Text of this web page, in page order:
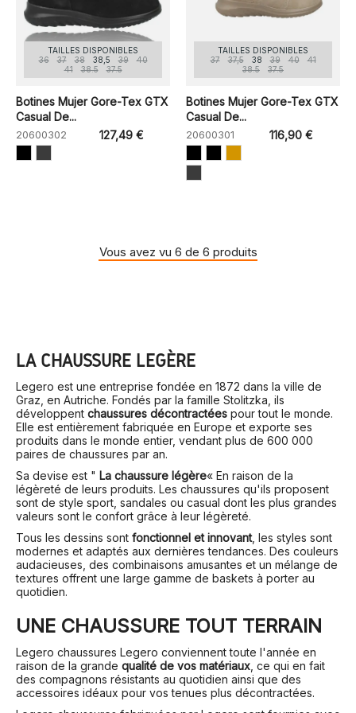
TAILLES DISPONIBLES
36
37 38 38,5 39
40
41
38.5 37.5
Botines Mujer Gore-Tex GTX
Casual De...
20600302 127,49 €
TAILLES DISPONIBLES
37
37,5 38 39 40
41
38.5
37.5
Botines Mujer Gore-Tex GTX
Casual De...
20600301 116,90 €
Vous avez vu 6 de 6 produits
LA CHAUSSURE LÉGÈRE
Legero est une entreprise fondée en 1872 dans la ville de
Graz, en Autriche. Fondés par la famille Stolitzka, ils
développent chaussures décontractées pour tout le monde.
Elle est entièrement fabriquée en Europe et exporte ses
produits dans le monde entier, vendant plus de 600 000
paires de chaussures par an.
Sa devise est " La chaussure légère« En raison de la
légèreté de leurs produits. Les chaussures qu'ils proposent
sont de style sport, sandales ou casual dont les plus grandes
valeurs sont le confort grâce à leur légèreté.
Tous les dessins sont fonctionnel et innovant, les styles sont
modernes et adaptés aux dernières tendances. Des couleurs
audacieuses, des combinaisons amusantes et un mélange de
textures offrent une large gamme de baskets à porter au
quotidien.
UNE CHAUSSURE TOUT TERRAIN
Legero chaussures Legero conviennent toute l'année en
raison de la grande qualité de vos matériaux, ce qui en fait
des compagnons résistants au quotidien ainsi que des
accessoires idéaux pour vos tenues plus décontractées.